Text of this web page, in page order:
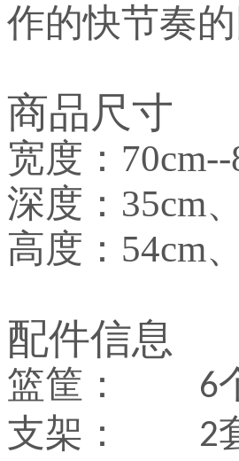
作的快节奏
商品尺寸
宽度：70cm--
深度：35cm
高度：54cm
配件信息
篮筐： 6
支架： 2